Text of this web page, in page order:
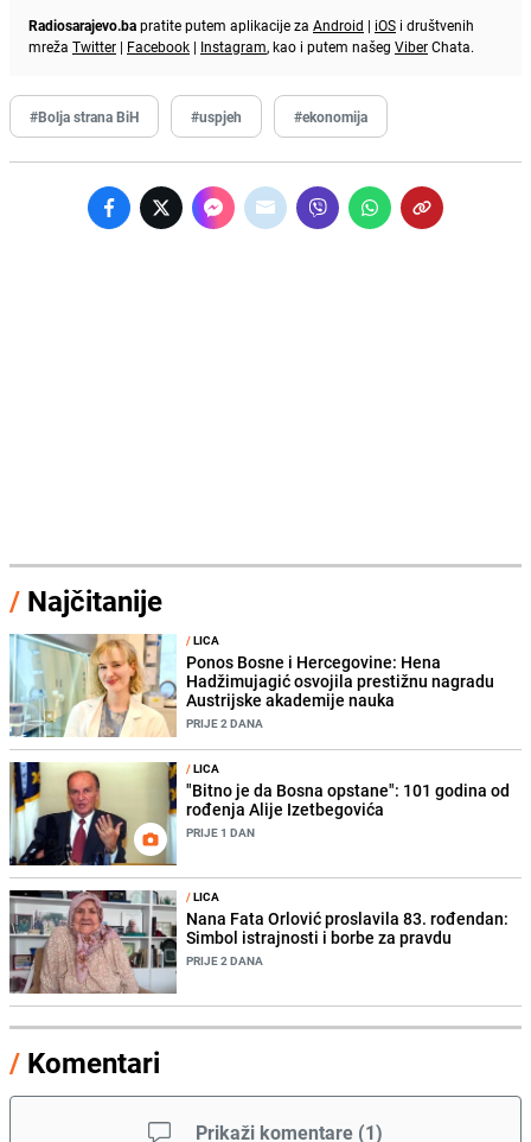
Radiosarajevo.bapratite putem aplikacije za Android | iOS i društvenih
mreža Twitter | Facebook | Instagram, kao i putem našeg ViberChata.
#Bolja strana BiH #uspjeh #ekonomija
/ Najčitanije
/LICA
Ponos Bosne i Hercegovine: Hena
Hadžimujagić osvojila prestižnu nagradu
Austrijske akademije nauka
PRIJE 2 DANA
/LICA
"Bitno je da Bosna opstane": 101 godina od
rođenja Alije Izetbegovića
PRIJE 1 DAN
/LICA
Nana Fata Orlović proslavila 83. rođendan:
Simbol istrajnosti i borbe za pravdu
PRIJE 2 DANA
/ Komentari
Prikaži komentare (1)